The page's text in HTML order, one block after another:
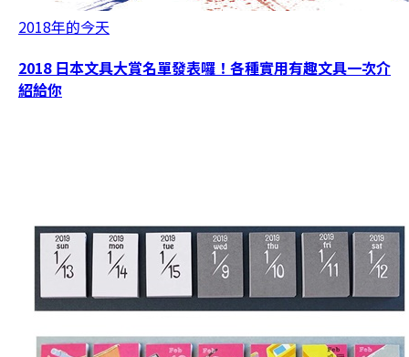
2018年的今天
2018 日本文具大賞名單發表囉！各種實用有趣文具一次介
紹給你